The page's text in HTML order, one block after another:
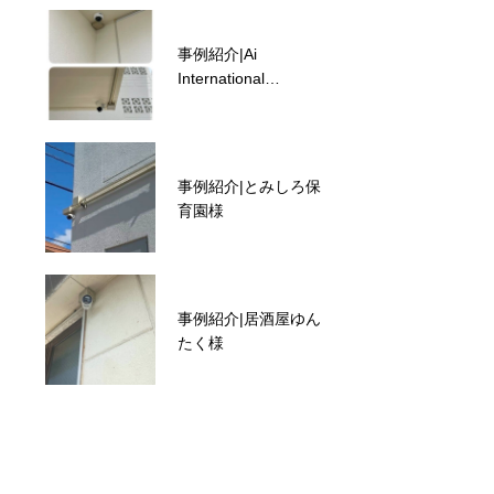
事例紹介|Ai
International
事例紹介|とみしろ保
育園様
事例紹介|居酒屋ゆん
たく様
本日のメンテナンス
事例紹介|HOTEL
towaie 様
沖縄の防犯カメラ設
置で選ばれる理由